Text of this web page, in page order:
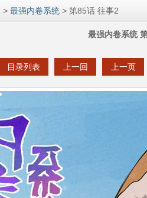
> 最强内卷系统 > 第85话 往事2
最强内卷系统
目录列表 上一回 上一页